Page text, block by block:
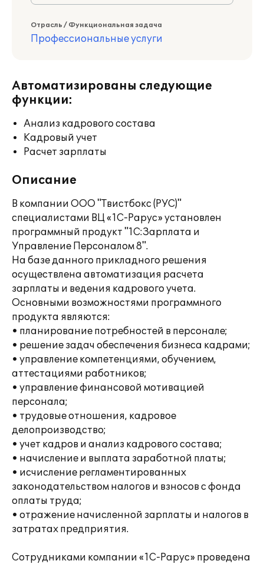
Отрасль / Функциональная задача
Профессиональные услуги
Автоматизированы следующие
функции:
Анализ кадрового состава
Кадровый учет
Расчет зарплаты
Описание
В компании ООО "Твистбокс (РУС)"
специалистами ВЦ «1С-Рарус» установлен
программный продукт "1С:Зарплата и
Управление Персоналом 8".
На базе данного прикладного решения
осуществлена автоматизация расчета
зарплаты и ведения кадрового учета.
Основными возможностями программного
продукта являются:
• планирование потребностей в персонале;
• решение задач обеспечения бизнеса кадрами;
• управление компетенциями, обучением,
аттестациями работников;
• управление финансовой мотивацией
персонала;
• трудовые отношения, кадровое
делопроизводство;
• учет кадров и анализ кадрового состава;
• начисление и выплата заработной платы;
• исчисление регламентированных
законодательством налогов и взносов с фонда
оплаты труда;
• отражение начисленной зарплаты и налогов в
затратах предприятия.
Сотрудниками компании «1С-Рарус» проведена